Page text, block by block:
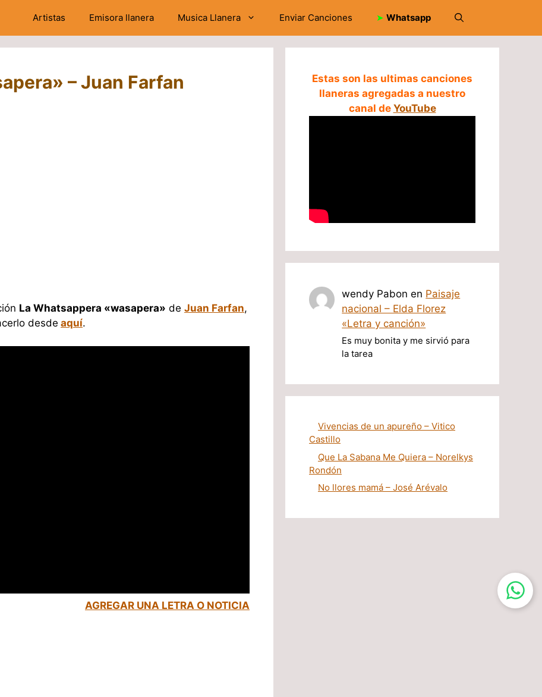
Artistas Emisora llanera Musica Llanera Enviar Canciones ➤ Whatsapp
– Juan Farfan
La Whatsappera «wasapera» de Juan Farfan,
desde aquí.
AGREGAR UNA LETRA O NOTICIA
Estas son las ultimas canciones
llaneras agregadas a nuestro
canal de YouTube
wendy Pabon en Paisaje
nacional – Elda Florez
«Letra y canción»
Es muy bonita y me sirvió para
la tarea
Vivencias de un apureño – Vitico
Castillo
Que La Sabana Me Quiera – Norelkys
Rondón
No llores mamá – José Arévalo